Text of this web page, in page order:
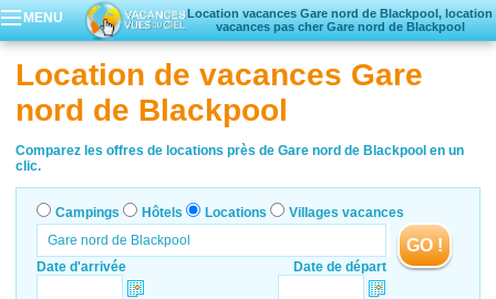
MENU
Location vacances Gare nord de Blackpool, location
vacances pas cher Gare nord de Blackpool
Hôtels
Locations vacances
Villages vacances
Location de vacances Gare
nord de Blackpool
Comparez les offres de locations près de Gare nord de Blackpool en un
clic.
Campings Hôtels Locations Villages vacances
Date d'arrivée Date de départ
GO !